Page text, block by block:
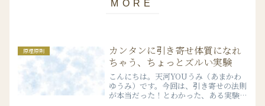
原理原則
カンタンに引き寄せ体質になれ
ちゃう、ちょっとズルい実験
こんにちは。天河YOUうみ（あまかわ
ゆうみ）です。今回は、引き寄せの法則
が本当だった！とわかった、ある実験の